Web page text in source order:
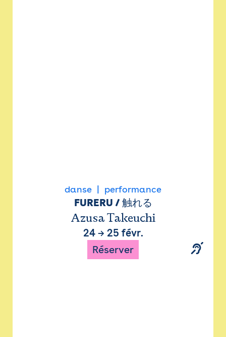
danse performance
FURERU / 触れる
Azusa Takeuchi
24→ 25 févr.
Réserver